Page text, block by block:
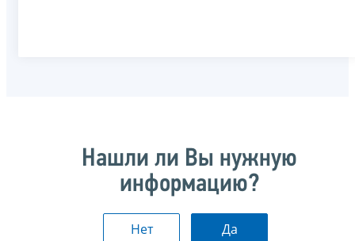
Нашли ли Вы нужную
информацию?
Нет Да